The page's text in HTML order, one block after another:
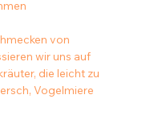
von
wir uns auf
die leicht zu
Vogelmiere